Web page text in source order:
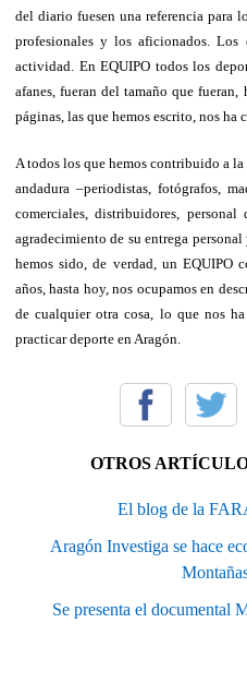
del diario fuesen una referencia para
profesionales y los aficionados.
actividad. En EQUIPO todos los
afanes, fueran del tamaño que
páginas, las que hemos escrito, nos ha
A todos los que hemos contribuido a
andadura –periodistas, fotógrafos,
comerciales, distribuidores,
agradecimiento de su entrega
hemos sido, de verdad, un EQUIPO
años, hasta hoy, nos ocupamos en
de cualquier otra cosa, lo que nos
practicar deporte en Aragón.
OTROS
El blog de la
Aragón Investiga se hace
Se presenta el documental